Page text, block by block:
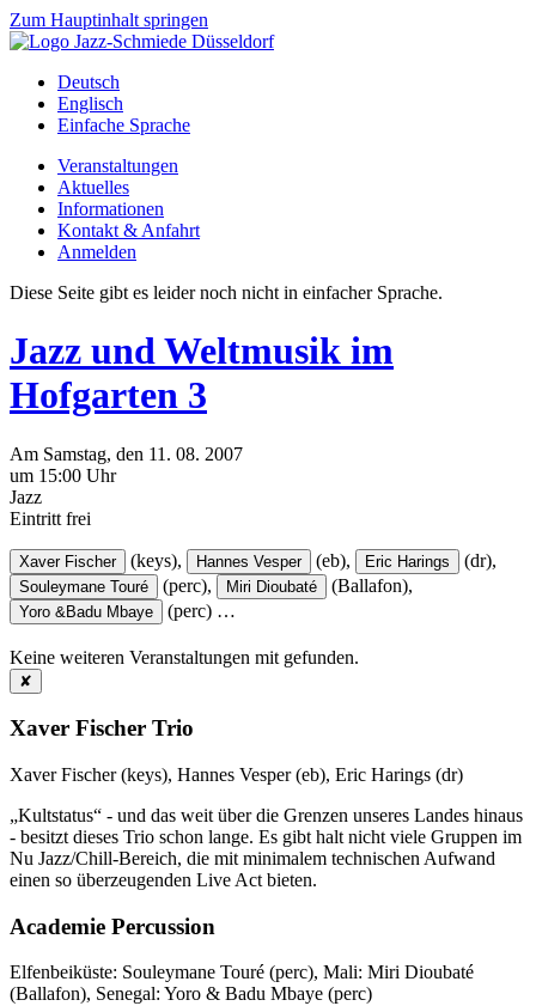
Zum Hauptinhalt springen
Deutsch
Englisch
Einfache Sprache
Veranstaltungen
Aktuelles
Informationen
Kontakt & Anfahrt
Anmelden
Diese Seite gibt es leider noch nicht in einfacher Sprache.
Jazz und Weltmusik im
Hofgarten 3
Am Samstag, den 11. 08. 2007
um 15:00 Uhr
Jazz
Eintritt frei
Xaver Fischer (keys), Hannes Vesper (eb), Eric Harings (dr),
Souleymane Touré (perc), Miri Dioubaté (Ballafon),
Yoro &Badu Mbaye (perc) …
Keine weiteren Veranstaltungen mit gefunden.
✘
Xaver Fischer Trio
Xaver Fischer (keys), Hannes Vesper (eb), Eric Harings (dr)
„Kultstatus“ - und das weit über die Grenzen unseres Landes hinaus
- besitzt dieses Trio schon lange. Es gibt halt nicht viele Gruppen im
Nu Jazz/Chill-Bereich, die mit minimalem technischen Aufwand
einen so überzeugenden Live Act bieten.
Academie Percussion
Elfenbeiküste: Souleymane Touré (perc), Mali: Miri Dioubaté
(Ballafon), Senegal: Yoro & Badu Mbaye (perc)